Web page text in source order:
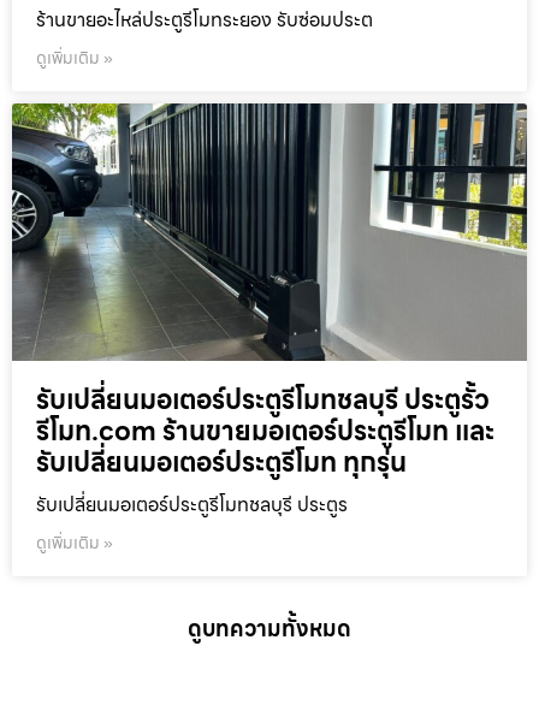
ร้านขายอะไหล่ประตูรีโมทระยอง รับซ่อมประต
ดูเพิ่มเติม »
รับเปลี่ยนมอเตอร์ประตูรีโมทชลบุรี ประตูรั้ว
รีโมท.com ร้านขายมอเตอร์ประตูรีโมท และ
รับเปลี่ยนมอเตอร์ประตูรีโมท ทุกรุ่น
รับเปลี่ยนมอเตอร์ประตูรีโมทชลบุรี ประตูร
ดูเพิ่มเติม »
ดูบทความทั้งหมด